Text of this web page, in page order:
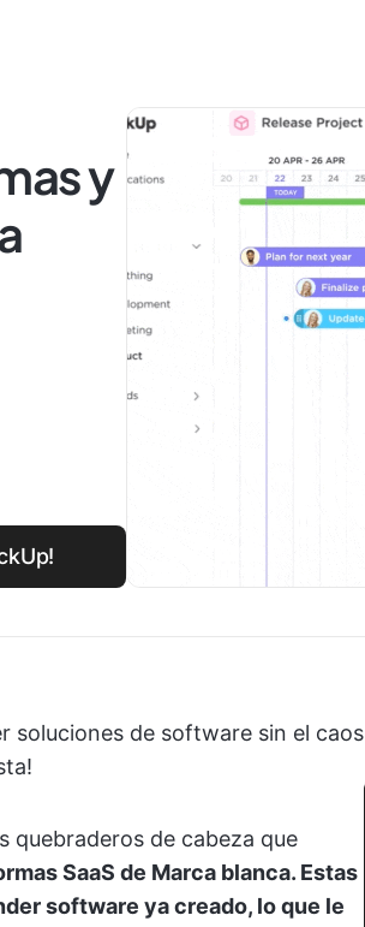
y
soluciones de software sin el caos
quebraderos de cabeza que
SaaS de Marca blanca. Estas
software ya creado, lo que le